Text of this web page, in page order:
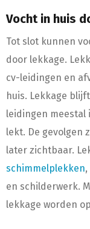
Vocht in huis
Tot slot kunnen
door lekkage.
cv-leidingen en
huis. Lekkage
leidingen meestal
lekt. De gevolgen
later zichtbaar.
schimmelplekken
en schilderwerk.
lekkage worden